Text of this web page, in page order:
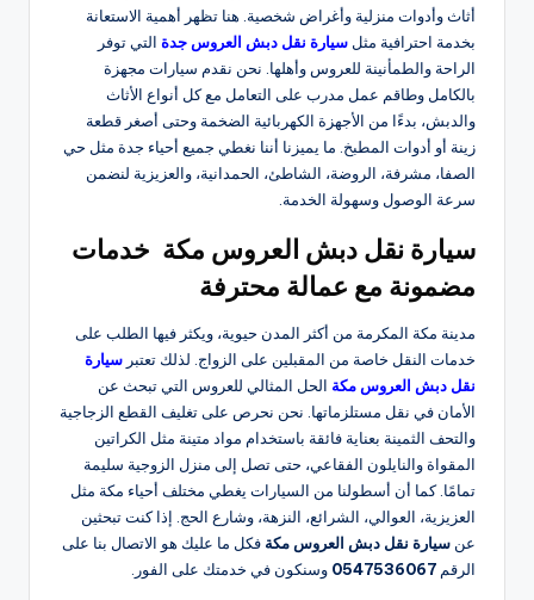
أثاث وأدوات منزلية وأغراض شخصية. هنا تظهر أهمية الاستعانة
بخدمة احترافية مثل سيارة نقل دبش العروس جدة التي توفر
الراحة والطمأنينة للعروس وأهلها. نحن نقدم سيارات مجهزة
بالكامل وطاقم عمل مدرب على التعامل مع كل أنواع الأثاث
والدبش، بدءًا من الأجهزة الكهربائية الضخمة وحتى أصغر قطعة
زينة أو أدوات المطبخ. ما يميزنا أننا نغطي جميع أحياء جدة مثل حي
الصفا، مشرفة، الروضة، الشاطئ، الحمدانية، والعزيزية لنضمن
سرعة الوصول وسهولة الخدمة.
سيارة نقل دبش العروس مكة خدمات
مضمونة مع عمالة محترفة
مدينة مكة المكرمة من أكثر المدن حيوية، ويكثر فيها الطلب على
خدمات النقل خاصة من المقبلين على الزواج. لذلك تعتبر سيارة
نقل دبش العروس مكة الحل المثالي للعروس التي تبحث عن
الأمان في نقل مستلزماتها. نحن نحرص على تغليف القطع الزجاجية
والتحف الثمينة بعناية فائقة باستخدام مواد متينة مثل الكراتين
المقواة والنايلون الفقاعي، حتى تصل إلى منزل الزوجية سليمة
تمامًا. كما أن أسطولنا من السيارات يغطي مختلف أحياء مكة مثل
العزيزية، العوالي، الشرائع، النزهة، وشارع الحج. إذا كنت تبحثين
عن سيارة نقل دبش العروس مكة فكل ما عليك هو الاتصال بنا على
الرقم 0547536067 وسنكون في خدمتك على الفور.